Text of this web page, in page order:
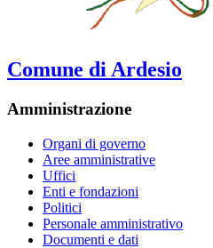
Comune di Ardesio
Amministrazione
Organi di governo
Aree amministrative
Uffici
Enti e fondazioni
Politici
Personale amministrativo
Documenti e dati